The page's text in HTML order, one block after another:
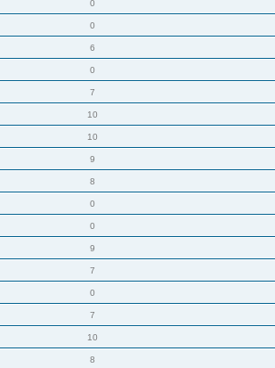
0
0
6
0
7
10
10
9
8
0
0
9
7
0
7
10
8